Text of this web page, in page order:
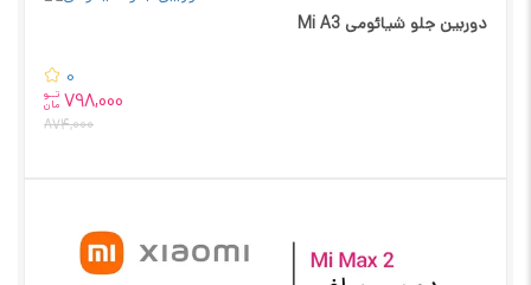
دوربین جلو شیائومی Mi A3
0
تــو
مان 798,000
874,000